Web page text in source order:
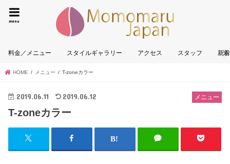
墨田区
menu
料金／メニュー スタイルギャラリー アクセス スタッフ 新
HOME メニュー T-zoneカラー
メニュー
2019.06.11 2019.06.12
T-zoneカラー